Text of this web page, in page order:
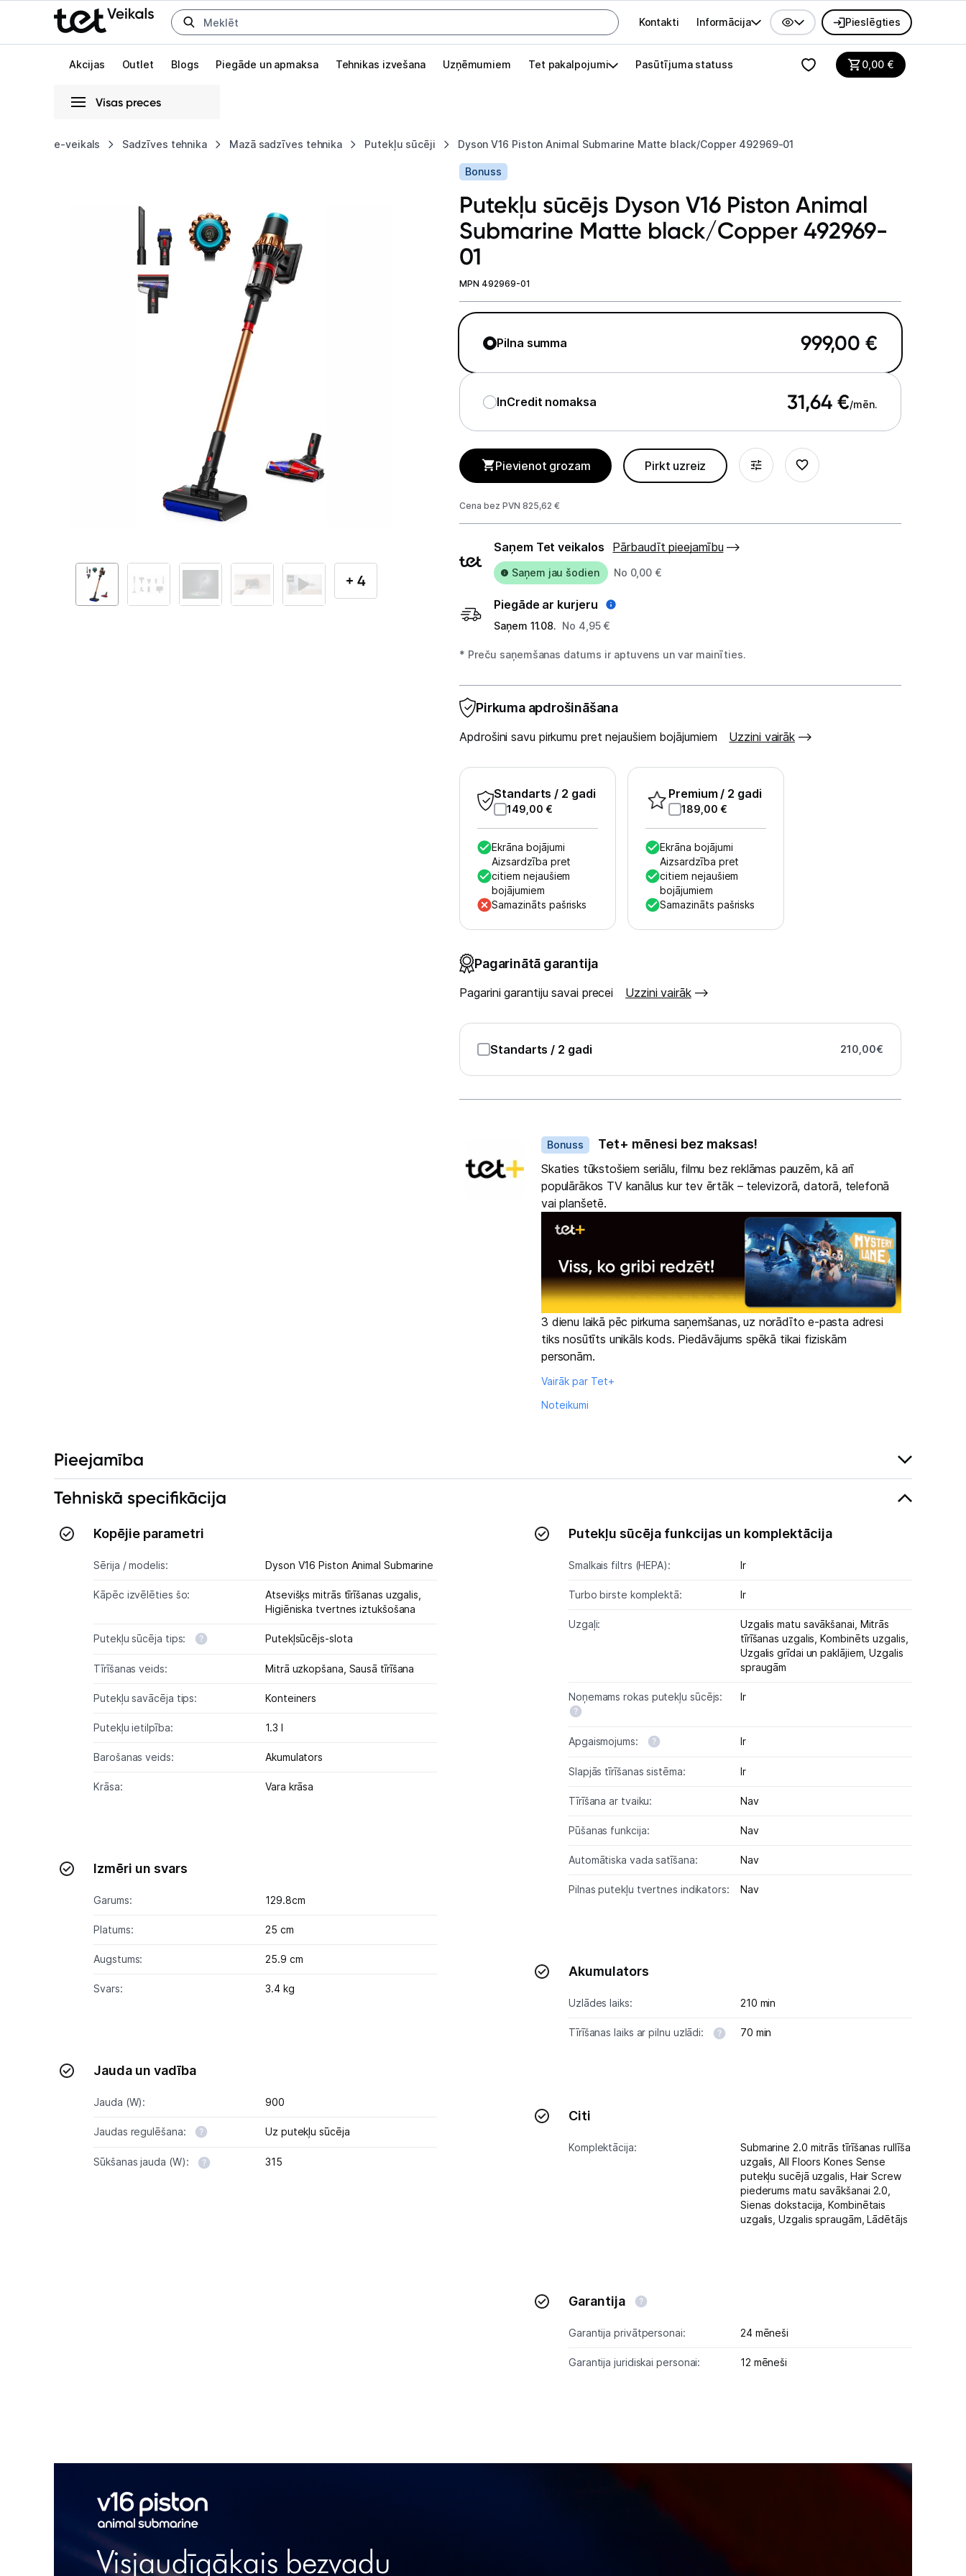
Uz kategorijam Uz galveno saturu
Galvenes izvēlne
Kontakti Informācija Pieslēgties
Akcijas Outlet Blogs Piegāde un apmaksa Tehnikas izvešana Uzņēmumiem Tet pakalpojumi Pasūtījuma statuss 0,00€
Visas preces
e-veikals Sadzīves tehnika Mazā sadzīves tehnika Putekļu sūcēji Dyson V16 Piston Animal Submarine Matte black/Copper 492969-01
Pieslēgties
Izvēlies kāroto ierīci izdevīgāk!
Telefoni, planšetdatori
Iebūvējamā tehnika
Roboti putekļu sūcēji
Putekļu sūcēju aksesuāri
Tvaika gludināšanas sistēmas
Mazā virtuves tehnika
Sports un atpūta
Globāls iestatījums animāciju aktivizēšanai vai deaktivizēšanai visā lapā.
Submarine
black/Copper 492969-
+ 4
Bonuss
Putekļu sūcējs Dyson V16 Piston Animal
Submarine Matte black/Copper 492969-
01
MPN 492969-01
Pilna summa 999,00 €
InCredit nomaksa 31,64 €/mēn.
Pievienot grozam Pirkt uzreiz
Cena bez PVN 825,62 €
Piegādes
veidi
Saņem Tet veikalos Pārbaudīt pieejamību
Saņem jau šodien No 0,00 €
Piegāde ar kurjeru
Saņem 11.08. No 4,95 €
* Preču saņemšanas datums ir aptuvens un var mainīties.
Pirkuma apdrošināšana
Apdrošini savu pirkumu pret nejaušiem bojājumiem Uzzini vairāk
Standarts / 2 gadi
149,00 €
Ekrāna bojājumi
Aizsardzība pret
citiem nejaušiem
bojājumiem
Samazināts pašrisks
Premium / 2 gadi
189,00 €
Ekrāna bojājumi
Aizsardzība pret
citiem nejaušiem
bojājumiem
Samazināts pašrisks
Pagarinātā garantija
Pagarini garantiju savai precei Uzzini vairāk
Standarts / 2 gadi 210,00€
Bonuss Tet+ mēnesi bez maksas!
Skaties tūkstošiem seriālu, filmu bez reklāmas pauzēm, kā arī
populārākos TV kanālus kur tev ērtāk – televizorā, datorā, telefonā
vai planšetē.
3 dienu laikā pēc pirkuma saņemšanas, uz norādīto e-pasta adresi
tiks nosūtīts unikāls kods. Piedāvājums spēkā tikai fiziskām
personām.
Vairāk par Tet+
Noteikumi
Pieejamība
Tehniskā specifikācija
Kopējie parametri
Sērija / modelis: Dyson V16 Piston Animal Submarine
Kāpēc izvēlēties šo:
Atsevišķs mitrās tīrīšanas uzgalis,
Higiēniska tvertnes iztukšošana
Putekļu sūcēja tips: Putekļsūcējs-slota
Tīrīšanas veids: Mitrā uzkopšana, Sausā tīrīšana
Putekļu savācēja tips: Konteiners
Putekļu ietilpība: 1.3 l
Barošanas veids: Akumulators
Krāsa: Vara krāsa
Izmēri un svars
Garums: 129.8cm
Platums: 25 cm
Augstums: 25.9 cm
Svars: 3.4 kg
Jauda un vadība
Jauda (W): 900
Jaudas regulēšana: Uz putekļu sūcēja
Sūkšanas jauda (W): 315
Putekļu sūcēja funkcijas un komplektācija
Smalkais filtrs (HEPA): Ir
Turbo birste komplektā: Ir
Uzgaļi: Uzgalis matu savākšanai, Mitrās
tīrīšanas uzgalis,Kombinēts uzgalis,
Uzgalis grīdai un paklājiem,Uzgalis
spraugām
Noņemams rokas putekļu sūcējs: Ir
Apgaismojums: Ir
Slapjās tīrīšanas sistēma: Ir
Tīrīšana ar tvaiku: Nav
Pūšanas funkcija: Nav
Automātiska vada satīšana: Nav
Pilnas putekļu tvertnes indikators: Nav
Akumulators
Uzlādes laiks: 210 min
Tīrīšanas laiks ar pilnu uzlādi: 70 min
Citi
Komplektācija:
Submarine 2.0 mitrās tīrīšanas rullīša
uzgalis,All Floors Kones Sense
putekļu sucējā uzgalis, Hair Screw
piederums matu savākšanai 2.0,
Sienas dokstacija,Kombinētais
uzgalis,Uzgalis spraugām,Lādētājs
Garantija
Garantija privātpersonai: 24 mēneši
Garantija juridiskai personai: 12 mēneši
Visjaudīgākais bezvadu